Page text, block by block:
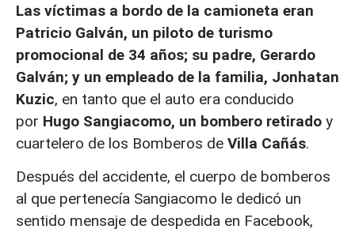
Las víctimas a bordo de la camioneta eran
Patricio Galván, un piloto de turismo
promocional de 34 años; su padre, Gerardo
Galván; y un empleado de la familia, Jonhatan
Kuzic, en tanto que el auto era conducido
por Hugo Sangiacomo, un bombero retirado y
cuartelero de los Bomberos de Villa Cañás.
Después del accidente, el cuerpo de bomberos
al que pertenecía Sangiacomo le dedicó un
sentido mensaje de despedida en Facebook,